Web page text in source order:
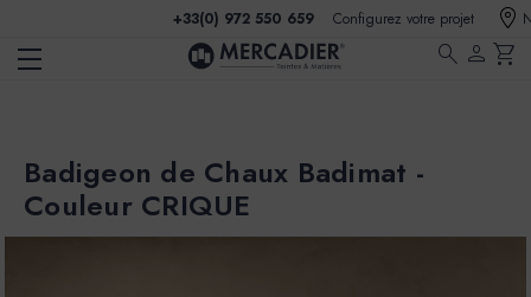
+33(0) 972 550 659 Configurez votre projet
search person shopping_cart
Badigeon de Chaux Badimat -
Couleur CRIQUE